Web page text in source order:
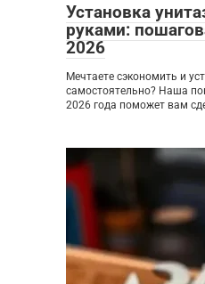
Установка
руками:
2026
Мечтаете сэкономить и
самостоятельно? Наша
2026 года поможет вам